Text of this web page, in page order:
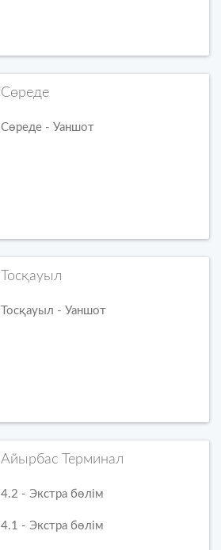
Сөреде
Сөреде - Уаншот
Тосқауыл
Тосқауыл - Уаншот
Айырбас Терминал
4.2 - Экстра бөлім
4.1 - Экстра бөлім